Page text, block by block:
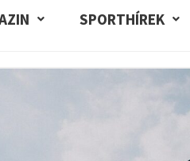
SPORTHÍREK